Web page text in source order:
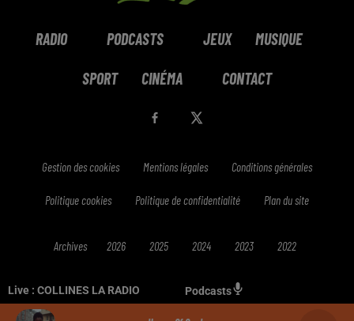
Live : COLLINES LA RADIO Podcasts
RADIO PODCASTS JEUX MUSIQUE
SPORT CINÉMA CONTACT
Gestion des cookies Mentions légales Conditions générales
Politique cookies Politique de confidentialité Plan du site
Archives 2026 2025 2024 2023 2022